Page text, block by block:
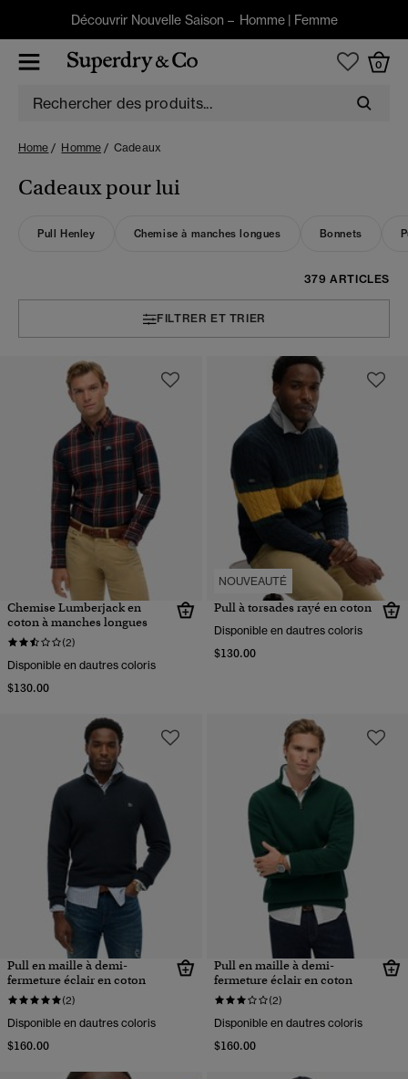
Découvrir Nouvelle Saison – Homme| Femme
0
Home Homme Cadeaux
Cadeaux pour lui
Pull Henley Chemise à manches longues Bonnets
379 ARTICLES
FILTRER ET TRIER
Chemise Lumberjack en
coton à manches longues
(2)
Disponible en dautres coloris
$130.00
NOUVEAUTÉ
Pull à torsades rayé en coton
Disponible en dautres coloris
$130.00
Pull en maille à demi-
fermeture éclair en coton
(2)
Disponible en dautres coloris
$160.00
Pull en maille à demi-
fermeture éclair en coton
(2)
Disponible en dautres coloris
$160.00